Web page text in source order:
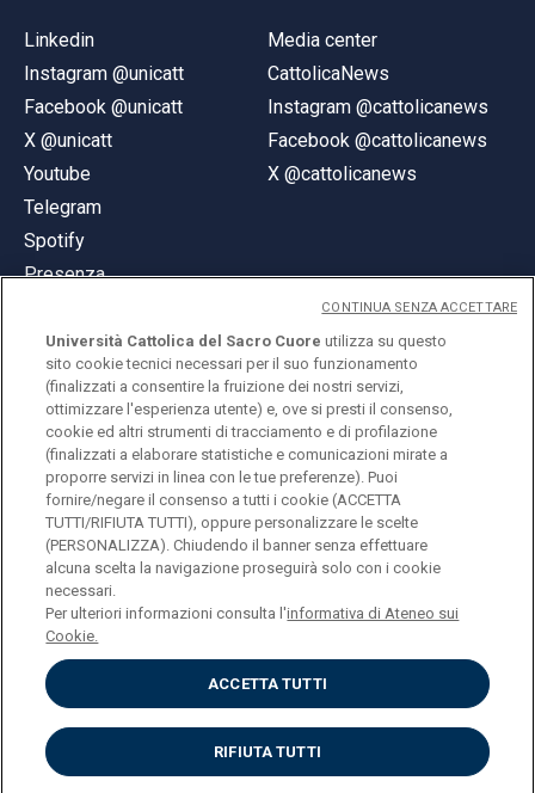
Linkedin
Instagram @unicatt
Facebook @unicatt
X @unicatt
Youtube
Telegram
Spotify
Presenza
Media center
CattolicaNews
Instagram @cattolicanews
Facebook @cattolicanews
X @cattolicanews
© Università Cattolica del Sacro Cuore
Largo A. Gemelli 1, 20123 Milano
PI 02133120150
ENGLISH
Privacy
Accessibilità
Cookies
Impostazione Cookies
Università Cattolica del Sacro Cuore utilizza su questo
sito cookie tecnici necessari per il suo funzionamento
(finalizzati a consentire la fruizione dei nostri servizi,
ottimizzare l'esperienza utente) e, ove si presti il consenso,
cookie ed altri strumenti di tracciamento e di profilazione
(finalizzati a elaborare statistiche e comunicazioni mirate a
proporre servizi in linea con le tue preferenze). Puoi
fornire/negare il consenso a tutti i cookie (ACCETTA
TUTTI/RIFIUTA TUTTI), oppure personalizzare le scelte
(PERSONALIZZA). Chiudendo il banner senza effettuare
alcuna scelta la navigazione proseguirà solo con i cookie
necessari.
Per ulteriori informazioni consulta l'informativa di Ateneo sui
Cookie.
ACCETTA TUTTI
RIFIUTA TUTTI
CONTINUA SENZA ACCETTARE